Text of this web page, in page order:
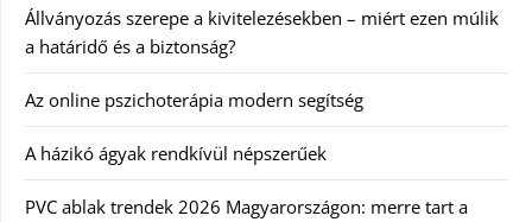
Állványozás szerepe a kivitelezésekben – miért ezen múlik
a határidő és a biztonság?
Az online pszichoterápia modern segítség
A házikó ágyak rendkívül népszerűek
PVC ablak trendek 2026 Magyarországon: merre tart a